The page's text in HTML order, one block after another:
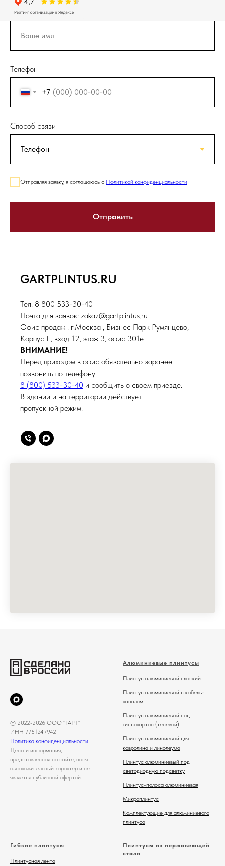
Телефон
+7
Способ связи
Отправляя заявку, я соглашаюсь с Политикой конфиденциальности
Отправить
GARTPLINTUS.RU
Тел. 8 800 533-30-40
Почта для заявок: zakaz@gartplintus.ru
Офис продаж : г.Москва , Бизнес Парк Румянцево,
Корпус Е, вход 12, этаж 3, офис 301е
ВНИМАНИЕ!
Перед приходом в офис обязательно заранее
позвонить по телефону
8 (800) 533-30-40 и сообщить о своем приезде.
В здании и на территории действует
пропускной режим.
© 2022-2026 ООО "ГАРТ"
ИНН 7751247942
Политика конфиденциальности
Цены и информация,
представленная на сайте, носят
ознакомительный характер и не
является публичной офертой
Алюминиевые плинтусы
Плинтус алюминиевый плоский
Плинтус алюминиевый с кабель-
каналом
Плинтус алюминиевый под
гипсокартон (теневой)
Плинтус алюминиевый для
ковролина и линолеума
Плинтус алюминиевый под
светодиодную подсветку
Плинтус-полоса алюминиевая
Микроплинтус
Комплектующие для алюминиевого
плинтуса
Гибкие плинтусы
Плинтусная лента
Плинтусы из нержавеющей
стали